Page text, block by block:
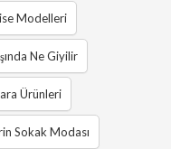
Modelleri
Ne Giyilir
Ürünleri
Sokak Modası